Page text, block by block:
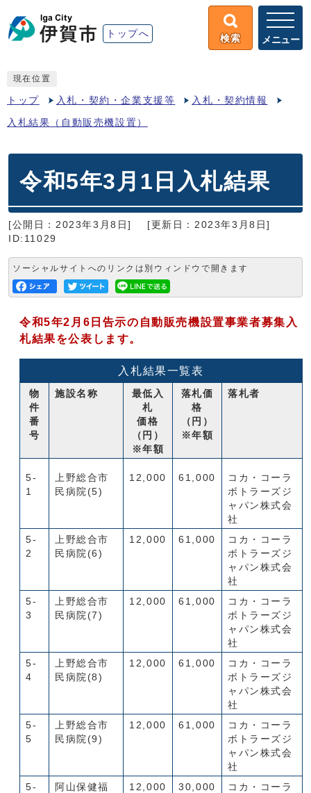
トップへ 検索 メニュー
現在位置
トップ 入札・契約・企業支援等 入札・契約情報
入札結果（自動販売機設置）
令和5年3月1日入札結果
[公開日：2023年3月8日]
[更新日：2023年3月8日]
ID:11029
ソーシャルサイトへのリンクは別ウィンドウで開きます
令和5年2月6日告示の自動販売機設置事業者募集入
札結果を公表します。
入札結果一覧表
物
件
番
号
施設名称
最低入
札
価格
（円）
※年額
落札価
格
（円）
※年額
落札者
5-
1
上野総合市
民病院(5)
12,000 61,000
コカ・コーラ
ボトラーズジ
ャパン株式会
社
5-
2
上野総合市
民病院(6)
12,000 61,000
コカ・コーラ
ボトラーズジ
ャパン株式会
社
5-
3
上野総合市
民病院(7)
12,000 61,000
コカ・コーラ
ボトラーズジ
ャパン株式会
社
5-
4
上野総合市
民病院(8)
12,000 61,000
コカ・コーラ
ボトラーズジ
ャパン株式会
社
5-
5
上野総合市
民病院(9)
12,000 61,000
コカ・コーラ
ボトラーズジ
ャパン株式会
社
5-
阿山保健福
12,000 30,000
コカ・コーラ